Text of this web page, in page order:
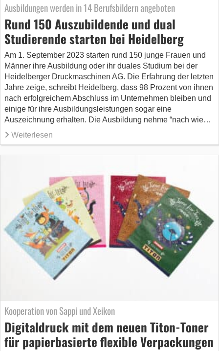
Ausbildungen werden in 14 Berufsbildern angeboten
Rund 150 Auszubildende und dual
Studierende starten bei Heidelberg
Am 1. September 2023 starten rund 150 junge Frauen und
Männer ihre Ausbildung oder ihr duales Studium bei der
Heidelberger Druckmaschinen AG. Die Erfahrung der letzten
Jahre zeige, schreibt Heidelberg, dass 98 Prozent von ihnen
nach erfolgreichem Abschluss im Unternehmen bleiben und
einige für ihre Ausbildungsleistungen sogar eine
Auszeichnung erhalten. Die Ausbildung nehme “nach wie…
Weiterlesen
Kooperation von Sappi und Xeikon
Digitaldruck mit dem neuen Titon-Toner
für papierbasierte flexible Verpackungen